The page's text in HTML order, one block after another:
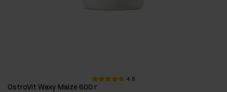
4.8
OstroVit Waxy Maize 600 г